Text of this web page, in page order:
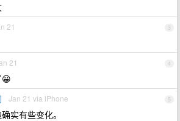
3
21
4
21
5
Jan 21 via iPhone
实有些变化。